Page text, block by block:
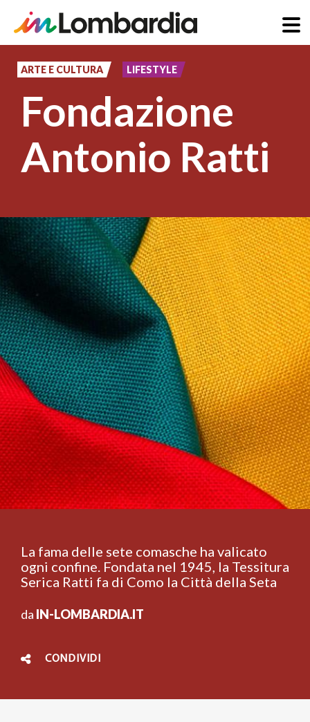
principale
ARTE E CULTURA LIFESTYLE
Fondazione
Antonio Ratti
La fama delle sete comasche ha valicato
ogni confine. Fondata nel 1945, la Tessitura
Serica Ratti fa di Como la Città della Seta
da IN-LOMBARDIA.IT
CONDIVIDI